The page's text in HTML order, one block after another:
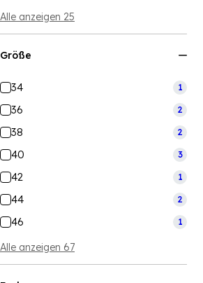
Alle anzeigen 25
Größe
34 1
36 2
38 2
40 3
42 1
44 2
46 1
Alle anzeigen 67